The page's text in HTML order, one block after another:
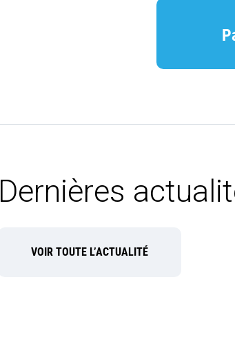
Dernières
VOIR TOUTE L’ACTUALITÉ